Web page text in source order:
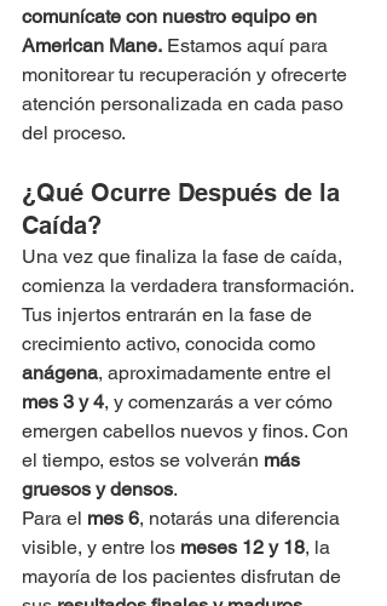
comunícate con nuestro equipo en
American Mane. Estamos aquí para
monitorear tu recuperación y ofrecerte
atención personalizada en cada paso
del proceso.
¿Qué Ocurre Después de la
Caída?
Una vez que finaliza la fase de caída,
comienza la verdadera transformación.
Tus injertos entrarán en la fase de
crecimiento activo, conocida como
anágena, aproximadamente entre el
mes 3 y 4, y comenzarás a ver cómo
emergen cabellos nuevos y finos. Con
el tiempo, estos se volverán más
gruesos y densos.
Para el mes 6, notarás una diferencia
visible, y entre los meses 12 y 18, la
mayoría de los pacientes disfrutan de